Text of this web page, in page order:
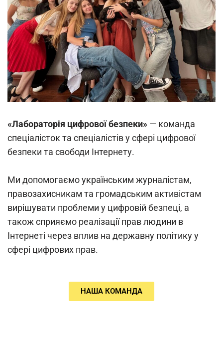
«Лабораторія цифрової безпеки» — команда
спеціалісток та спеціалістів у сфері цифрової
безпеки та свободи Інтернету.
Ми допомогаємо українським журналістам,
правозахисникам та громадським активістам
вирішувати проблеми у цифровій безпеці, а
також сприяємо реалізації прав людини в
Інтернеті через вплив на державну політику у
сфері цифрових прав.
НАША КОМАНДА